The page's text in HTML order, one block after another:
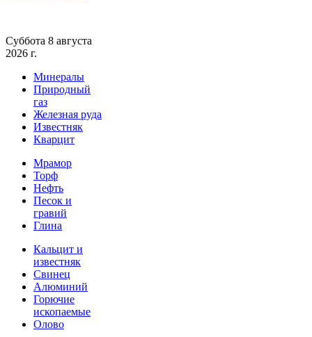
Суббота 8 августа
2026 г.
Минералы
Природный
газ
Железная руда
Известняк
Кварцит
Мрамор
Торф
Нефть
Песок и
гравий
Глина
Кальцит и
известняк
Свинец
Алюминий
Горючие
ископаемые
Олово